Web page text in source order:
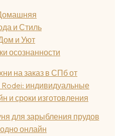
и Стиль
и Уют
осознанности
на заказ в СПб от
Rodei: индивидуальные
и сроки изготовления
для зарыбления прудов
онлайн